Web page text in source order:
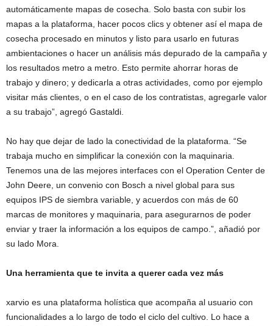
automáticamente mapas de cosecha. Solo basta con subir los
mapas a la plataforma, hacer pocos clics y obtener así el mapa de
cosecha procesado en minutos y listo para usarlo en futuras
ambientaciones o hacer un análisis más depurado de la campaña y
los resultados metro a metro. Esto permite ahorrar horas de
trabajo y dinero; y dedicarla a otras actividades, como por ejemplo
visitar más clientes, o en el caso de los contratistas, agregarle valor
a su trabajo”, agregó Gastaldi.
No hay que dejar de lado la conectividad de la plataforma. “Se
trabaja mucho en simplificar la conexión con la maquinaria.
Tenemos una de las mejores interfaces con el Operation Center de
John Deere, un convenio con Bosch a nivel global para sus
equipos IPS de siembra variable, y acuerdos con más de 60
marcas de monitores y maquinaria, para asegurarnos de poder
enviar y traer la información a los equipos de campo.”, añadió por
su lado Mora.
Una herramienta que te invita a querer cada vez más
xarvio es una plataforma holística que acompaña al usuario con
funcionalidades a lo largo de todo el ciclo del cultivo. Lo hace a